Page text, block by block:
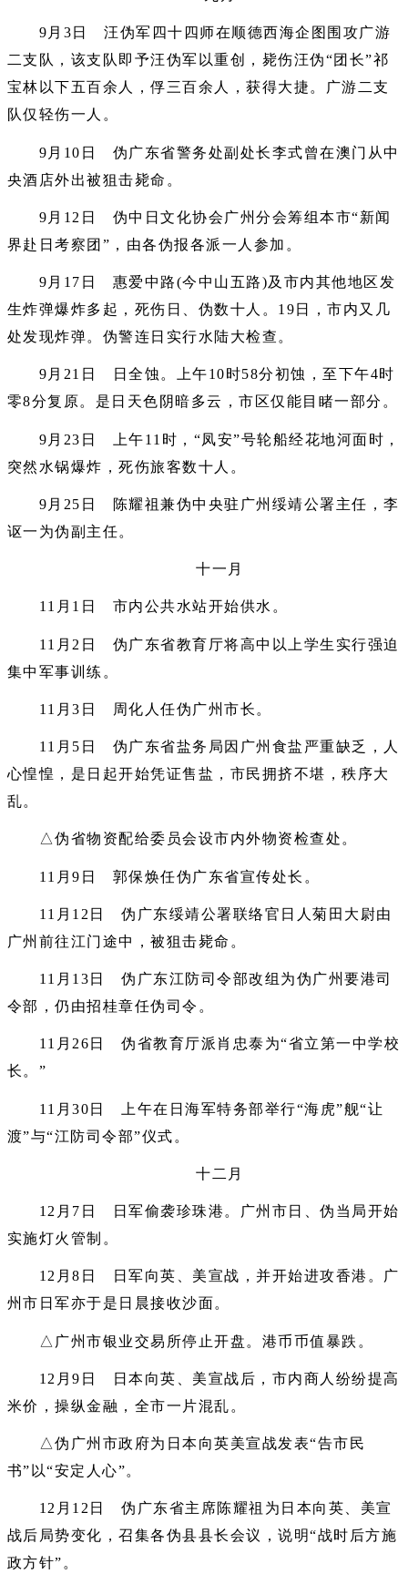
9月3日 汪伪军四十四师在顺德西海企图围攻广游
二支队，该支队即予汪伪军以重创，毙伤汪伪“团长”祁
宝林以下五百余人，俘三百余人，获得大捷。广游二支
队仅轻伤一人。
9月10日 伪广东省警务处副处长李式曾在澳门从中
央酒店外出被狙击毙命。
9月12日 伪中日文化协会广州分会筹组本市“新闻
界赴日考察团”，由各伪报各派一人参加。
9月17日 惠爱中路(今中山五路)及市内其他地区发
生炸弹爆炸多起，死伤日、伪数十人。19日，市内又几
处发现炸弹。伪警连日实行水陆大检查。
9月21日 日全蚀。上午10时58分初蚀，至下午4时
零8分复原。是日天色阴暗多云，市区仅能目睹一部分。
9月23日 上午11时，“凤安”号轮船经花地河面时，
突然水锅爆炸，死伤旅客数十人。
9月25日 陈耀祖兼伪中央驻广州绥靖公署主任，李
讴一为伪副主任。
十一月
11月1日 市内公共水站开始供水。
11月2日 伪广东省教育厅将高中以上学生实行强迫
集中军事训练。
11月3日 周化人任伪广州市长。
11月5日 伪广东省盐务局因广州食盐严重缺乏，人
心惶惶，是日起开始凭证售盐，市民拥挤不堪，秩序大
乱。
△伪省物资配给委员会设市内外物资检查处。
11月9日 郭保焕任伪广东省宣传处长。
11月12日 伪广东绥靖公署联络官日人菊田大尉由
广州前往江门途中，被狙击毙命。
11月13日 伪广东江防司令部改组为伪广州要港司
令部，仍由招桂章任伪司令。
11月26日 伪省教育厅派肖忠泰为“省立第一中学校
长。”
11月30日 上午在日海军特务部举行“海虎”舰“让
渡”与“江防司令部”仪式。
十二月
12月7日 日军偷袭珍珠港。广州市日、伪当局开始
实施灯火管制。
12月8日 日军向英、美宣战，并开始进攻香港。广
州市日军亦于是日晨接收沙面。
△广州市银业交易所停止开盘。港币币值暴跌。
12月9日 日本向英、美宣战后，市内商人纷纷提高
米价，操纵金融，全市一片混乱。
△伪广州市政府为日本向英美宣战发表“告市民
书”以“安定人心”。
12月12日 伪广东省主席陈耀祖为日本向英、美宣
战后局势变化，召集各伪县县长会议，说明“战时后方施
政方针”。